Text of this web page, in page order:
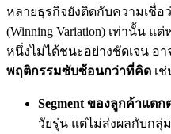
หลายธุรกิจยังติดกับความเชื่อ
(Winning Variation) เท่านั้น
หนึ่งไม่ได้ชนะอย่างชัดเจน อา
พฤติกรรมซับซ้อนกว่าที่คิด เช่
Segment ของลูกค้าแตก
วัยรุ่น แต่ไม่ส่งผลกับกลุ่